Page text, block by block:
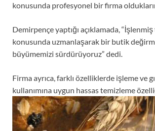
konusunda profesyonel bir firma
Demirpençe yaptığı açıklamada,
konusunda uzmanlaşarak bir butik
büyümemizi sürdürüyoruz” dedi.
Firma ayrıca, farklı özelliklerde işleme ve
kullanımına uygun hassas temizleme